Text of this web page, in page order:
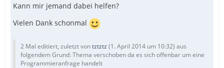
Kann mir jemand dabei helfen?
Vielen Dank schonmal
2 Mal editiert, zuletzt vontztztz (1. April 2014 um 10:32) aus
folgendem Grund: Thema verschoben da es sich offenbar um eine
Programmieranfrage handelt